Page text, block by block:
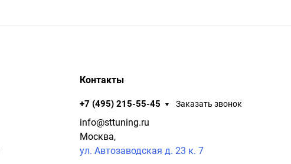
Контакты
+7 (495) 215-55-45 Заказать звонок
info@sttuning.ru
Москва,
ул. Автозаводская д. 23 к. 7